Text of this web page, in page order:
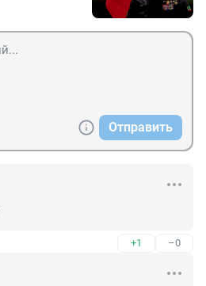
Отправить
+1 –0